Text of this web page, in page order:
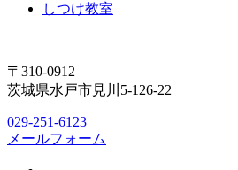
しつけ教室
〒310-0912
茨城県水戸市見川5-126-22
029-251-6123
メールフォーム